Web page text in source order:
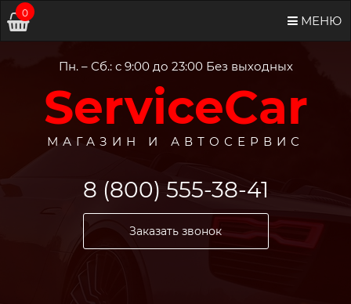
МЕНЮ
0
Пн. – Сб.: с 9:00 до 23:00 Без выходных
ServiceCar
МАГАЗИН И АВТОСЕРВИС
8 (800) 555-38-41
Заказать звонок